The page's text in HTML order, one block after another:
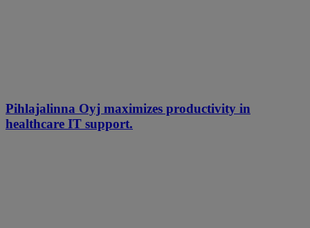
Pihlajalinna Oyj maximizes productivity in
healthcare IT support.